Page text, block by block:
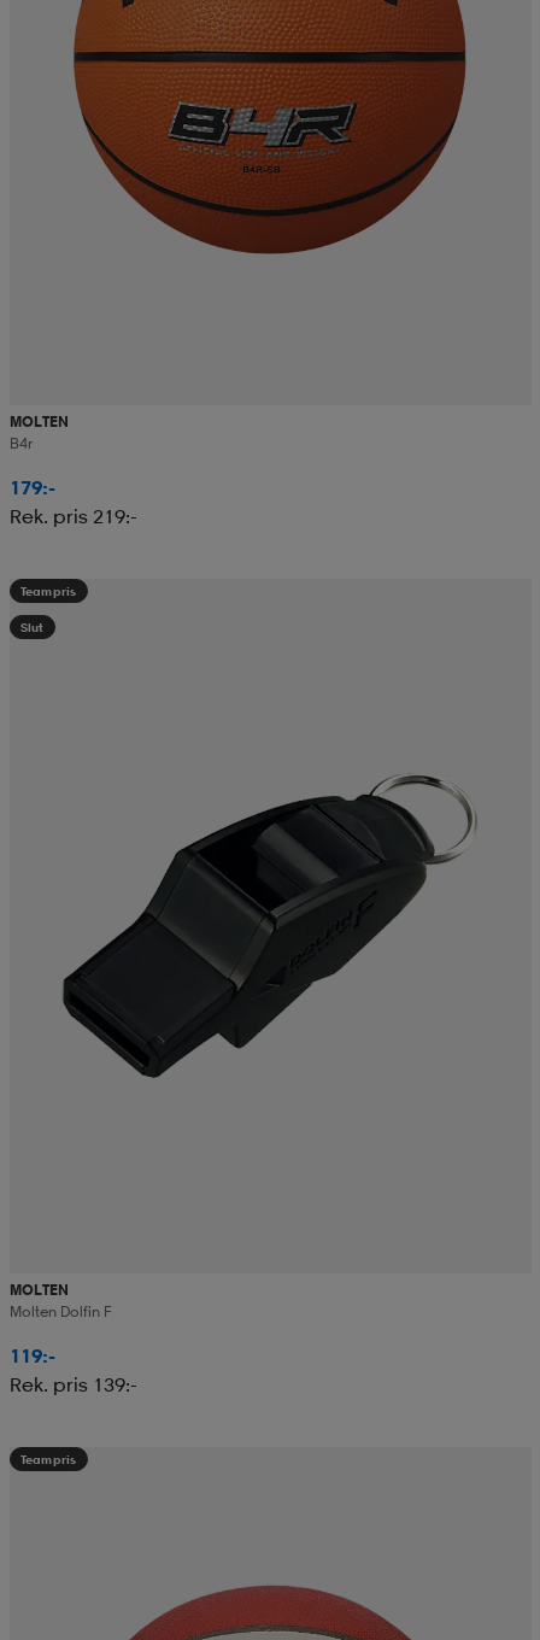
MOLTEN
B4r
179:-
Rek. pris 219:-
Teampris
Slut
MOLTEN
Molten Dolfin F
119:-
Rek. pris 139:-
Teampris